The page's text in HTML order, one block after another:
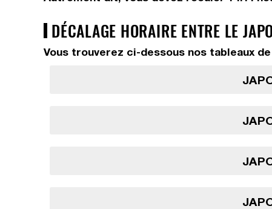
DÉCALAGE HORAIRE ENTRE LE
Vous trouverez ci-dessous nos tableaux